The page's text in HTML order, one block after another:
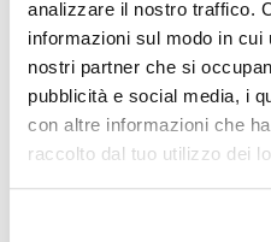
analizzare il nostro traffico.
informazioni sul modo in
nostri partner che si
pubblicità e social media, i
con altre informazioni che
raccolto dal tuo utilizzo dei
I authorise the processing of my
subscription as indicated at point
am over 16 years of age. *
Yes No